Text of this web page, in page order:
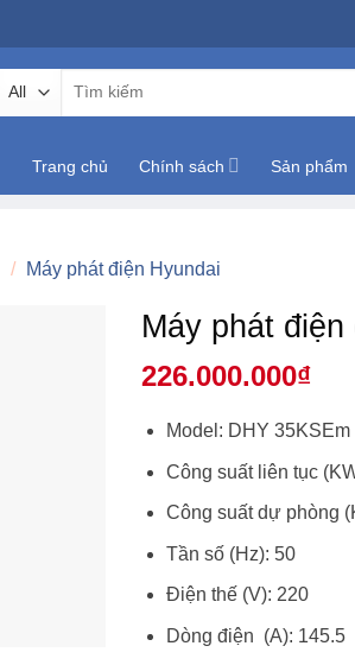
kiếm:
Trang chủ Chính sách Sản phẩm
/ Máy phát điện Hyundai
Máy phát
226.000.000₫
Model: DHY 35KSEm
Công suất liên tục
Công suất dự phòng
Tần số (Hz): 50
Điện thế (V): 220
Dòng điện (A): 145.5